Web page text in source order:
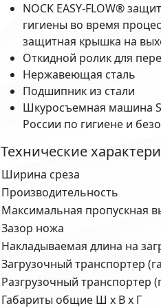
NOCK EASY-FLOW®
гигиены во время
защитная крышка на
Откидной ролик для
Нержавеющая сталь
Подшипник из стали
Шкуросъемная машина
России по гигиене и
Технические
Ширина среза
Производительность
Максимальная пропускная
Зазор ножа
Накладываемая длина на
Загрузочный транспортер
Разгрузочный транспортер
Габариты общие Ш х В х Г